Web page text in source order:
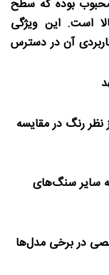
بوده که سطح
است. این ویژگی
آن در دسترس
نظر رنگ در مقایسه
سایر سنگ‌های
در برخی مدل‌ها